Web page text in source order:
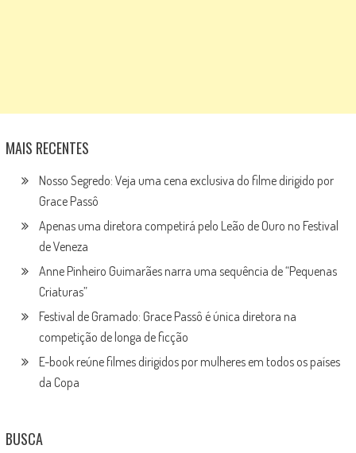
MAIS RECENTES
Nosso Segredo: Veja uma cena exclusiva do filme dirigido por
Grace Passô
Apenas uma diretora competirá pelo Leão de Ouro no Festival
de Veneza
Anne Pinheiro Guimarães narra uma sequência de “Pequenas
Criaturas”
Festival de Gramado: Grace Passô é única diretora na
competição de longa de ficção
E-book reúne filmes dirigidos por mulheres em todos os países
da Copa
BUSCA